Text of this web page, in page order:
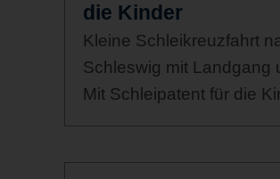
die Kinder
Kleine Schleikreuzfahrt
Schleswig mit Landgang
Mit Schleipatent für die